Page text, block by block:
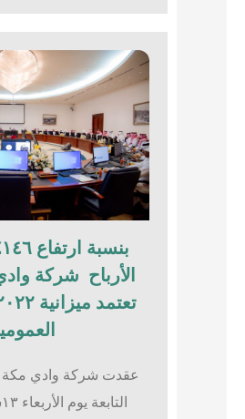
الأرباح شركة
عقدت شركة وادي مكة